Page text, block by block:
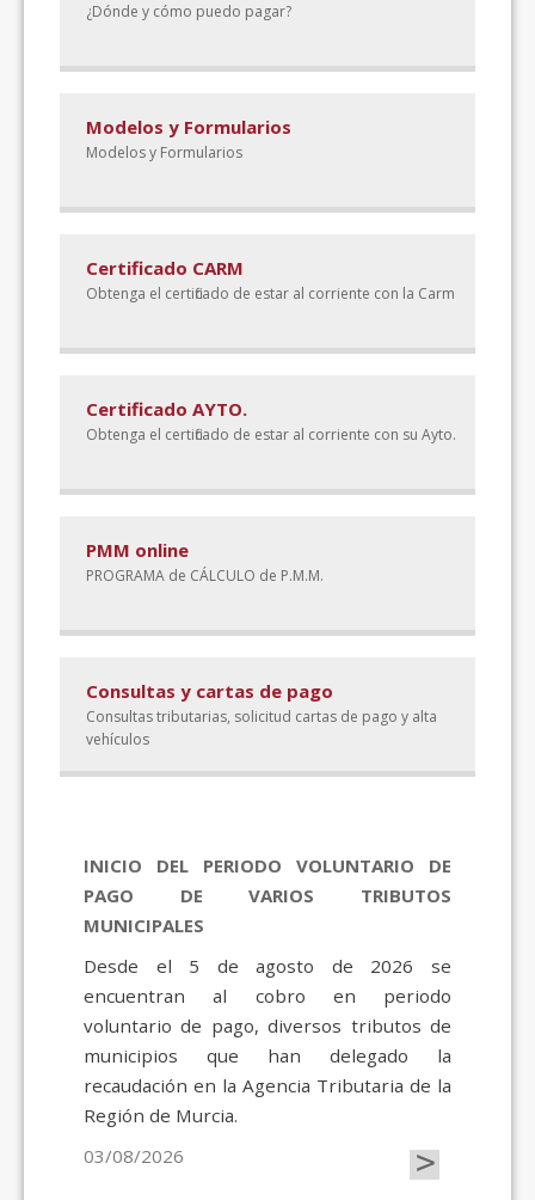
¿Dónde y cómo puedo pagar?
Modelos y Formularios
Modelos y Formularios
Certificado CARM
Obtenga el certificado de estar al corriente con la Carm
Certificado AYTO.
Obtenga el certificado de estar al corriente con su Ayto.
PMM online
PROGRAMA de CÁLCULO de P.M.M.
Consultas y cartas de pago
Consultas tributarias, solicitud cartas de pago y alta
vehículos
INICIO DEL PERIODO VOLUNTARIO DE
PAGO DE VARIOS TRIBUTOS
MUNICIPALES
Desde el 5 de agosto de 2026 se
encuentran al cobro en periodo
voluntario de pago, diversos tributos de
municipios que han delegado la
recaudación en la Agencia Tributaria de la
Región de Murcia.
03/08/2026
>